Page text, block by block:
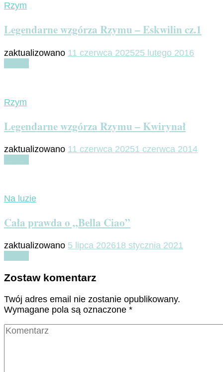
Rzym
Legendarne wzgórza Rzymu – Eskwilin cz.1
zaktualizowano 11 czerwca 202525 lutego 2016
Rzym
Legendarne wzgórza Rzymu – Kwirynał
zaktualizowano 11 czerwca 20251 czerwca 2014
Na luzie
Cała prawda o „Bella Ciao”
zaktualizowano 5 lipca 202618 stycznia 2021
Zostaw komentarz
Twój adres email nie zostanie opublikowany.
Wymagane pola są oznaczone *